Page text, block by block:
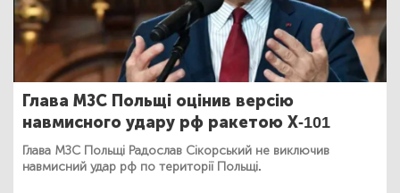
Глава МЗС Польщі оцінив версію
навмисного удару рф ракетою Х-101
Глава МЗС Польщі Радослав Сікорський не виключив
навмисний удар рф по території Польщі.